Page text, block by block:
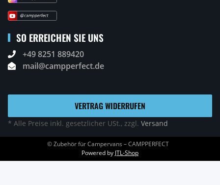
SO ERREICHEN SIE UNS
+49 8251 889420
mail@campperfect.de
VERTRAG WIDERRUFEN
* Alle Preise inkl. gesetzlicher USt., zzgl. Versand
© Zubehör für Campervans – CAMPPERFECT
Powered by JTL-Shop